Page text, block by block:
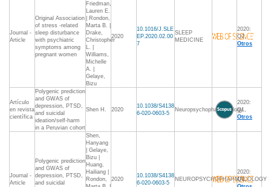
Journal -
Article
Original Association
of stress -related
sleep disturbance
with psychiatric
symptoms among
pregnant women
Friedman,
Lauren E.
| Rondon,
Marta B. |
Drake,
Christopher
L. |
Williams,
Michelle
A. |
Gelaye,
Bizu
2020
10.1016/J.SLE
EP.2020.02.00
7
SLEEP
MEDICINE
2020:
Q2,
Otros
Artículo
en revista
científica
Polygenic prediction
and GWAS of
depression, PTSD,
and suicidal
ideation/self-harm
in a Peruvian cohort
Shen H. 2020
10.1038/S4138
6-020-0603-5
Neuropsychopharmacology
2020:
Q1,
Otros
Journal -
Article
Polygenic prediction
and GWAS of
depression, PTSD,
and suicidal
Shen,
Hanyang
| Gelaye,
Bizu |
Huang,
Hailiang |
Rondon,
2020
10.1038/S4138
6-020-0603-5
NEUROPSYCHOPHARMACOLOGY
2020:
Q1,